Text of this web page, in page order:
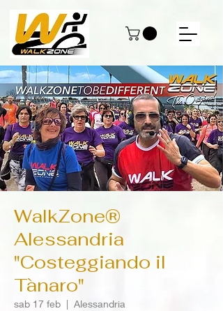
WalkZone®
Alessandria
"Costeggiando il
Tànaro"
sab 17 feb
  |
Alessandria